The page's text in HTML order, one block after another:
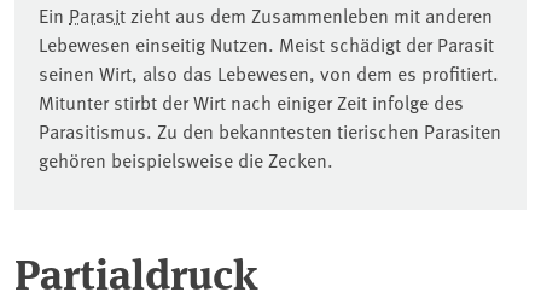
Ein Parasit zieht aus dem Zusammenleben mit anderen
Lebewesen einseitig Nutzen. Meist schädigt der Parasit
seinen Wirt, also das Lebewesen, von dem es profitiert.
Mitunter stirbt der Wirt nach einiger Zeit infolge des
Parasitismus. Zu den bekanntesten tierischen Parasiten
gehören beispielsweise die Zecken.
Partialdruck